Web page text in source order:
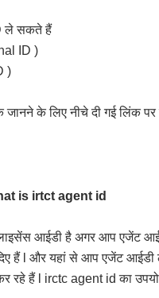
ले सकते हैं
ID )
)
के लिए नीचे दी गई लिंक
is irtct agent id
आईडी है अगर आप एजेंट
हैं l और यहां से आप एजेंट
रहे हैं l irctc agent id का